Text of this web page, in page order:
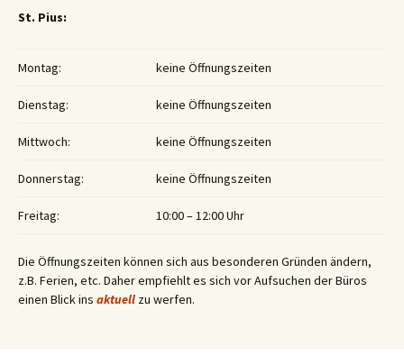
St. Pius:
Montag: keine Öffnungszeiten
Dienstag: keine Öffnungszeiten
Mittwoch: keine Öffnungszeiten
Donnerstag: keine Öffnungszeiten
Freitag: 10:00 – 12:00 Uhr
Die Öffnungszeiten können sich aus besonderen Gründen ändern,
z.B. Ferien, etc. Daher empfiehlt es sich vor Aufsuchen der Büros
einen Blick ins aktuell zu werfen.